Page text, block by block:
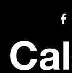
Facebook